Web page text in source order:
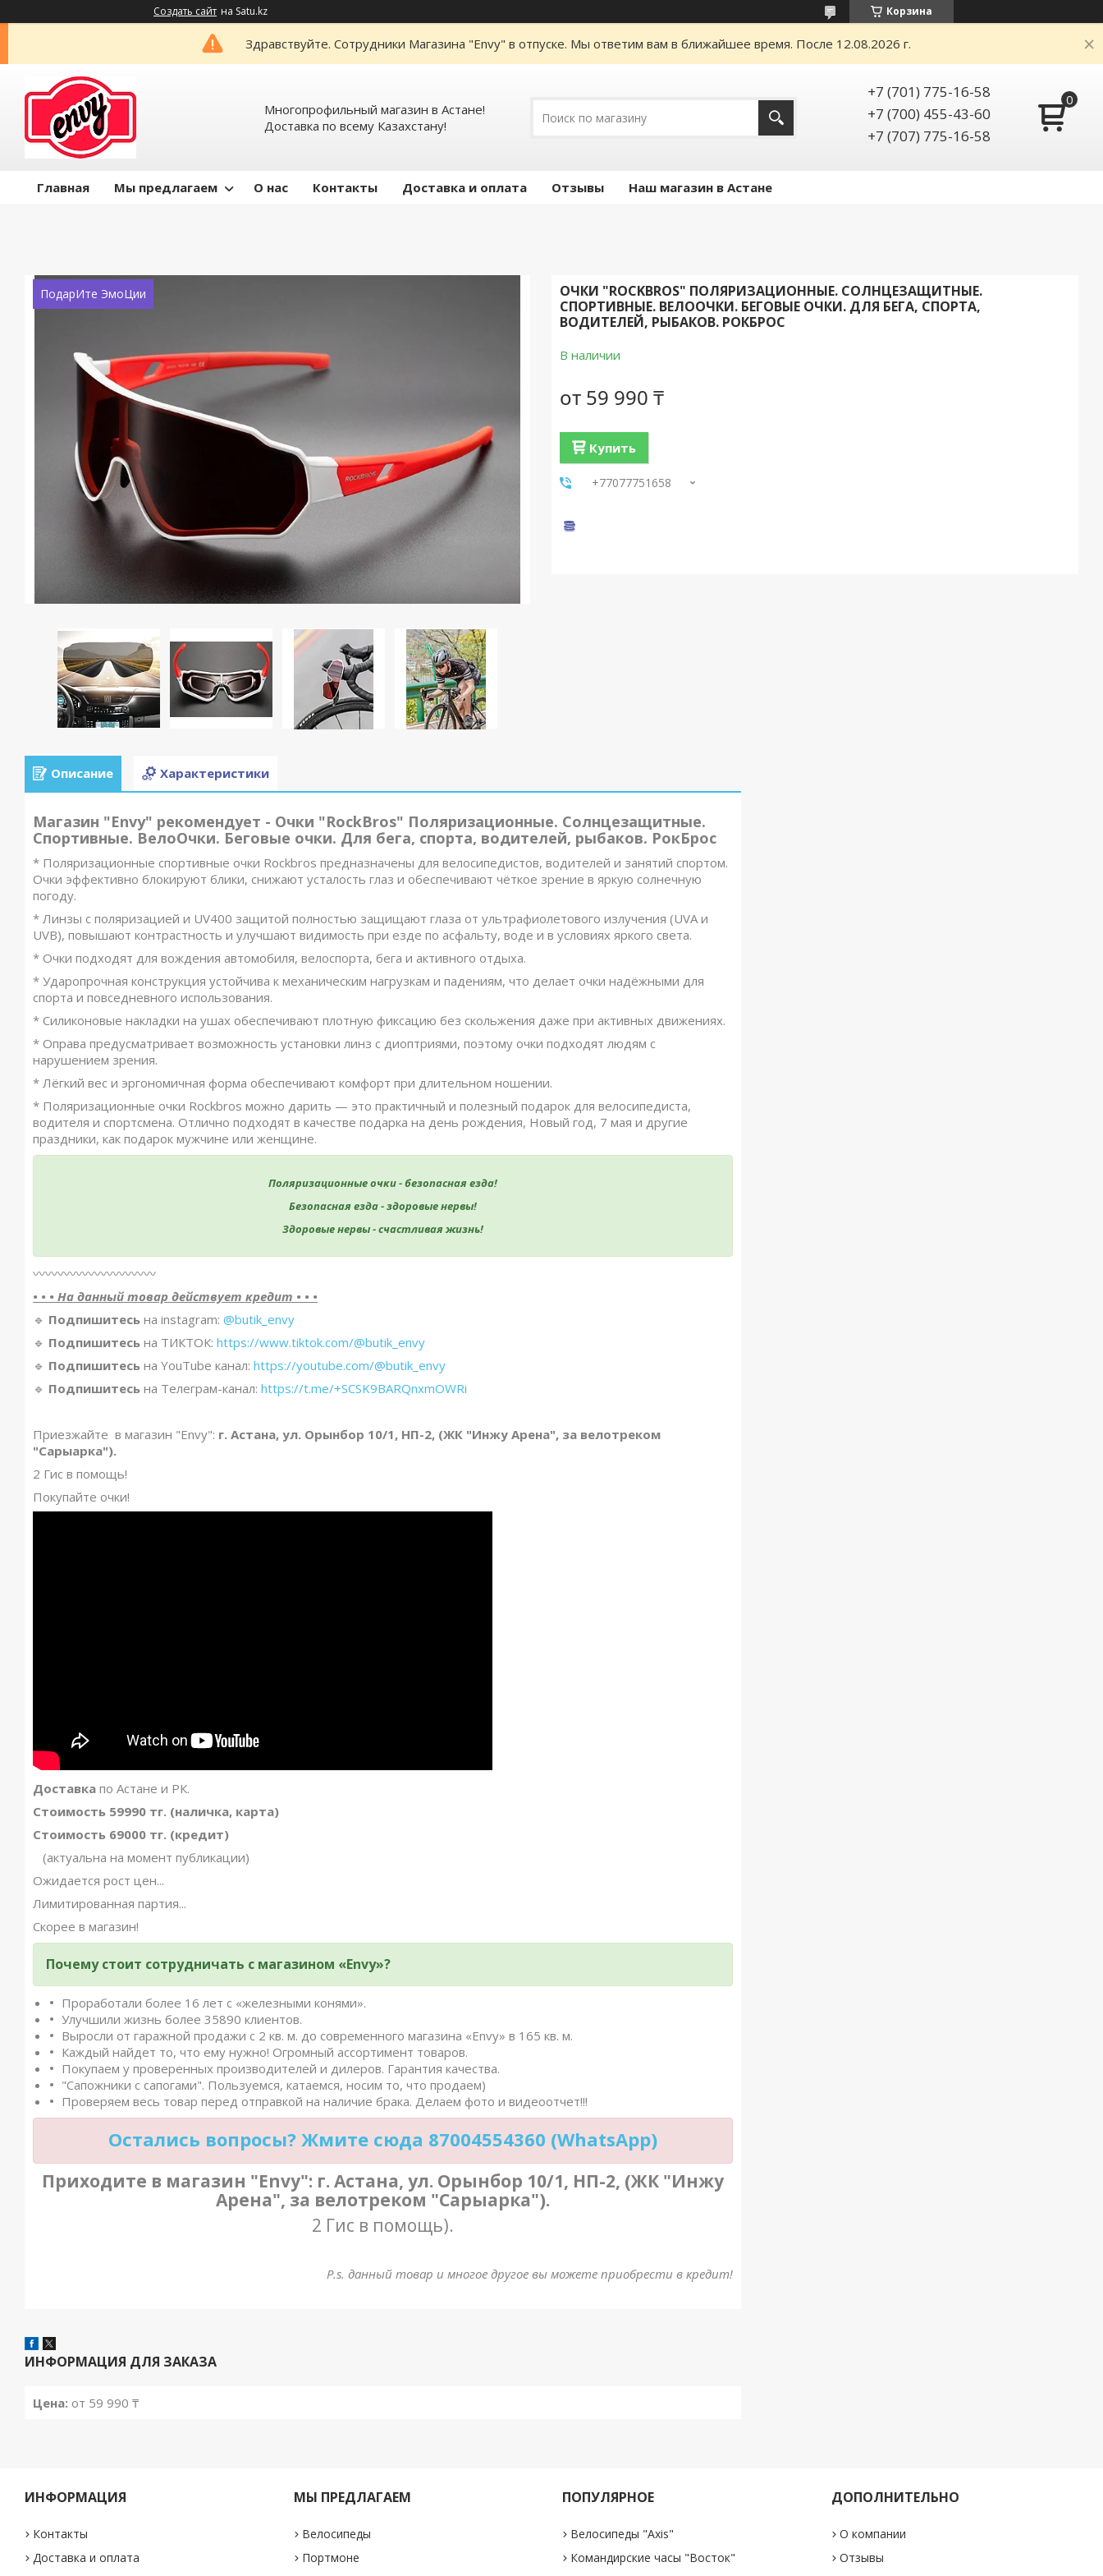
Создать сайт на Satu.kz Корзина
Здравствуйте. Сотрудники Магазина "Envy" в отпуске. Мы ответим вам в ближайшее время. После 12.08.2026 г.
Многопрофильный магазин в Астане!
Доставка по всему Казахстану!
+7 (701) 775-16-58
+7 (700) 455-43-60
+7 (707) 775-16-58
Главная Мы предлагаем О нас Контакты Доставка и оплата Отзывы Наш магазин в Астане
ПодарИте ЭмоЦии
ОЧКИ "ROCKBROS" ПОЛЯРИЗАЦИОННЫЕ. CОЛНЦЕЗАЩИТНЫЕ.
СПОРТИВНЫЕ. ВЕЛООЧКИ. БЕГОВЫЕ ОЧКИ. ДЛЯ БЕГА, СПОРТА,
ВОДИТЕЛЕЙ, РЫБАКОВ. РОКБРОС
В наличии
от 59 990 ₸
Купить
+77077751658
Описание Характеристики
Магазин "Envy" рекомендует - Очки "RockBros" Поляризационные. Cолнцезащитные.
Спортивные. ВелоОчки. Беговые очки. Для бега, спорта, водителей, рыбаков. РокБрос
*️ Поляризационные спортивные очки Rockbros предназначены для велосипедистов, водителей и занятий спортом.
Очки эффективно блокируют блики, снижают усталость глаз и обеспечивают чёткое зрение в яркую солнечную
погоду.
*️ Линзы с поляризацией и UV400 защитой полностью защищают глаза от ультрафиолетового излучения (UVA и
UVB), повышают контрастность и улучшают видимость при езде по асфальту, воде и в условиях яркого света.
*️ Очки подходят для вождения автомобиля, велоспорта, бега и активного отдыха.
*️ Ударопрочная конструкция устойчива к механическим нагрузкам и падениям, что делает очки надёжными для
спорта и повседневного использования.
*️ Силиконовые накладки на ушах обеспечивают плотную фиксацию без скольжения даже при активных движениях.
*️ Оправа предусматривает возможность установки линз с диоптриями, поэтому очки подходят людям с
нарушением зрения.
*️ Лёгкий вес и эргономичная форма обеспечивают комфорт при длительном ношении.
*️ Поляризационные очки Rockbros можно дарить — это практичный и полезный подарок для велосипедиста,
водителя и спортсмена. Отлично подходят в качестве подарка на день рождения, Новый год, 7 мая и другие
праздники, как подарок мужчине или женщине.
Поляризационные очки - безопасная езда!
Безопасная езда - здоровые нервы!
Здоровые нервы - счастливая жизнь!
〰️〰️〰️〰️〰️〰️〰️〰️〰️〰️
• • • На данный товар действует кредит • • •
🔹️ Подпишитесь на instagram: @butik_envy
🔹️ Подпишитесь на ТИКТОК: https://www.tiktok.com/@butik_envy
🔹️ Подпишитесь на YouTube канал: https://youtube.com/@butik_envy
🔹️ Подпишитесь на Телеграм-канал: https://t.me/+SCSK9BARQnxmOWRi
Приезжайте в магазин "Envy": г. Астана, ул. Орынбор 10/1, НП-2, (ЖК "Инжу Арена", за велотреком
"Сарыарка").
2 Гис в помощь!
Покупайте очки!
Доставка по Астане и РК.
Стоимость 59990 тг. (наличка, карта)
Стоимость 69000 тг. (кредит)
(актуальна на момент публикации)
Ожидается рост цен...
Лимитированная партия...
Скорее в магазин!
Почему стоит сотрудничать с магазином «Envy»?
Проработали более 16 лет с «железными конями».
Улучшили жизнь более 35890 клиентов.
Выросли от гаражной продажи с 2 кв. м. до современного магазина «Envy» в 165 кв. м.
Каждый найдет то, что ему нужно! Огромный ассортимент товаров.
Покупаем у проверенных производителей и дилеров. Гарантия качества.
"Сапожники с сапогами". Пользуемся, катаемся, носим то, что продаем)
Проверяем весь товар перед отправкой на наличие брака. Делаем фото и видеоотчет!!!
Остались вопросы? Жмите сюда 87004554360 (WhatsApp)
Приходите в магазин "Envy": г. Астана, ул. Орынбор 10/1, НП-2, (ЖК "Инжу
Арена", за велотреком "Сарыарка").
2 Гис в помощь).
P.s. данный товар и многое другое вы можете приобрести в кредит!
ИНФОРМАЦИЯ ДЛЯ ЗАКАЗА
Цена: от 59 990 ₸
ИНФОРМАЦИЯ
Контакты
Доставка и оплата
МЫ ПРЕДЛАГАЕМ
Велосипеды
Портмоне
ПОПУЛЯРНОЕ
Велосипеды "Axis"
Командирские часы "Восток"
ДОПОЛНИТЕЛЬНО
О компании
Отзывы